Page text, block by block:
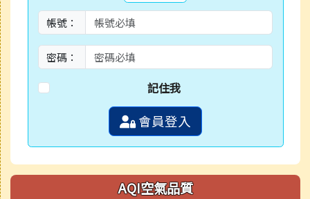
帳號：
密碼：
記住我
會員登入
AQI空氣品質